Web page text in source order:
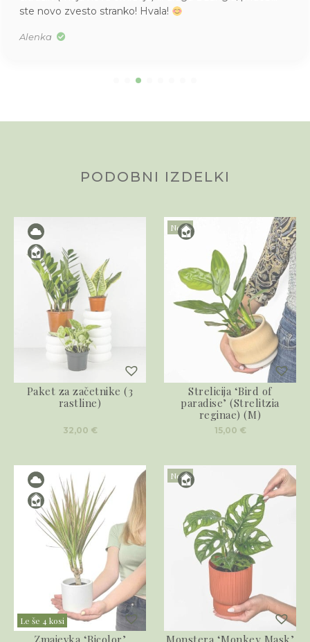
PODOBNI IZDELKI
Paket za začetnike (3
rastline)
32,00 €
Novo
Strelicija ‘Bird of
paradise’ (Strelitzia
reginae) (M)
15,00 €
Le še 4 kosi
Zmajevka ‘Bicolor’
Novo
Monstera ‘Monkey Mask’